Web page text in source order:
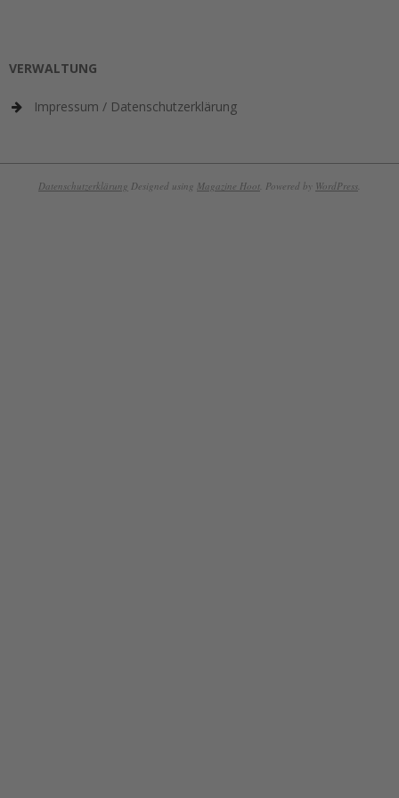
VERWALTUNG
Impressum / Datenschutzerklärung
Datenschutzerklärung Designed using Magazine Hoot. Powered by WordPress.